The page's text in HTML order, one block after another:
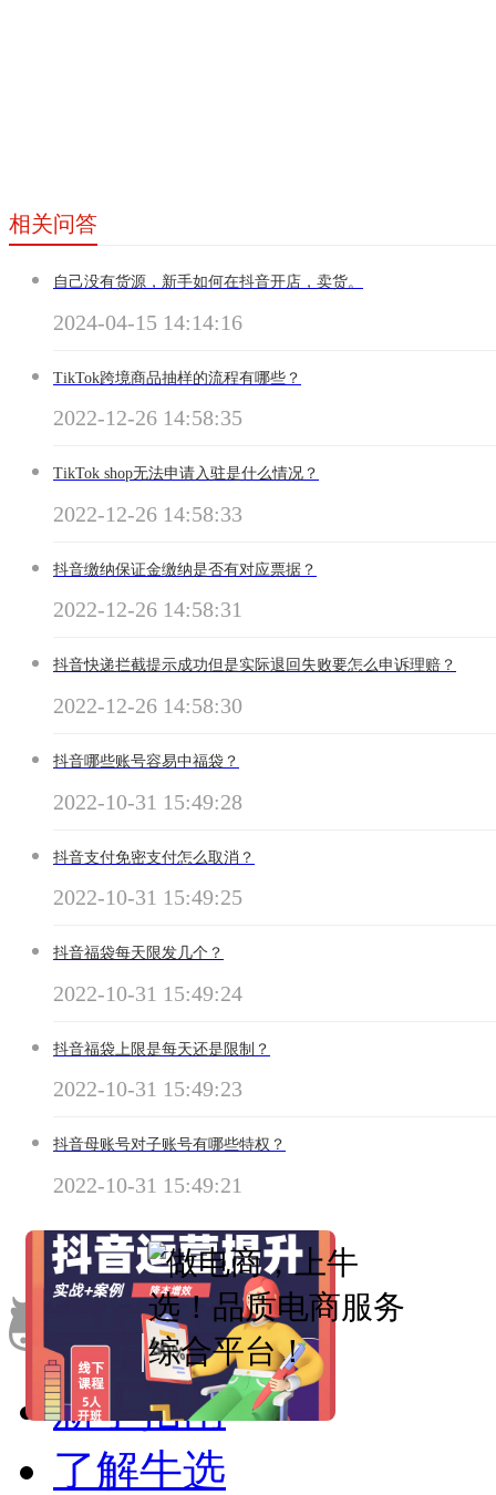
相关问答
自己没有货源，新手如何在抖音开店，卖货。
2024-04-15 14:14:16
TikTok跨境商品抽样的流程有哪些？
2022-12-26 14:58:35
TikTok shop无法申请入驻是什么情况？
2022-12-26 14:58:33
抖音缴纳保证金缴纳是否有对应票据？
2022-12-26 14:58:31
抖音快递拦截提示成功但是实际退回失败要怎么申诉理赔？
2022-12-26 14:58:30
抖音哪些账号容易中福袋？
2022-10-31 15:49:28
抖音支付免密支付怎么取消？
2022-10-31 15:49:25
抖音福袋每天限发几个？
2022-10-31 15:49:24
抖音福袋上限是每天还是限制？
2022-10-31 15:49:23
抖音母账号对子账号有哪些特权？
2022-10-31 15:49:21
|
新手指南
了解牛选